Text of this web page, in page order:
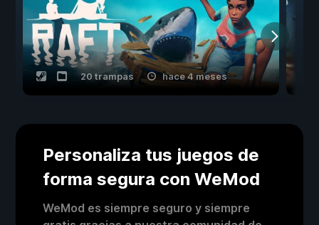
20 trampas hace 4 meses
Personaliza tus juegos de
forma segura con WeMod
WeMod es siempre seguro y siempre